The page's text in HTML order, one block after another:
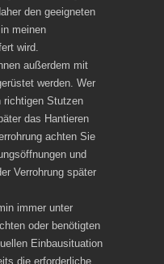
den geeigneten
meinen
wird.
außerdem mit
werden. Wer
richtigen Stutzen
das Hantieren
achten Sie
und
Verrohrung später
immer unter
oder benötigten
Einbausituation
die erforderliche